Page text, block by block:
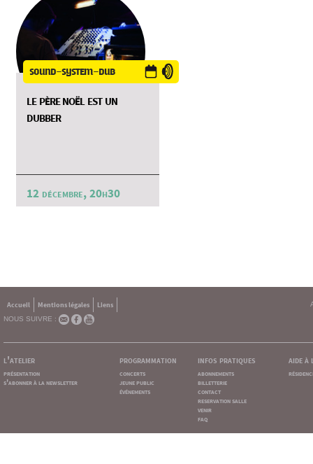
sound-system-dub
le père noël est un
dubber
12 décembre, 20h30
Accueil Mentions légales
Liens
NOUS SUIVRE :
l'atelier
présentation
s'abonner à la newsletter
programmation
concerts
jeune public
événements
infos pratiques
abonnements
billetterie
contact
reservation salle
venir
faq
aide